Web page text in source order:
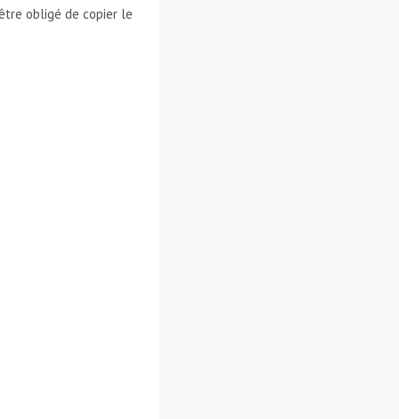
obligé de copier le